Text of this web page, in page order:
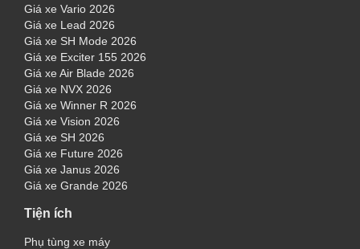
Giá xe Vario 2026
Giá xe Lead 2026
Giá xe SH Mode 2026
Giá xe Exciter 155 2026
Giá xe Air Blade 2026
Giá xe NVX 2026
Giá xe Winner R 2026
Giá xe Vision 2026
Giá xe SH 2026
Giá xe Future 2026
Giá xe Janus 2026
Giá xe Grande 2026
Tiện ích
Phụ tùng xe máy